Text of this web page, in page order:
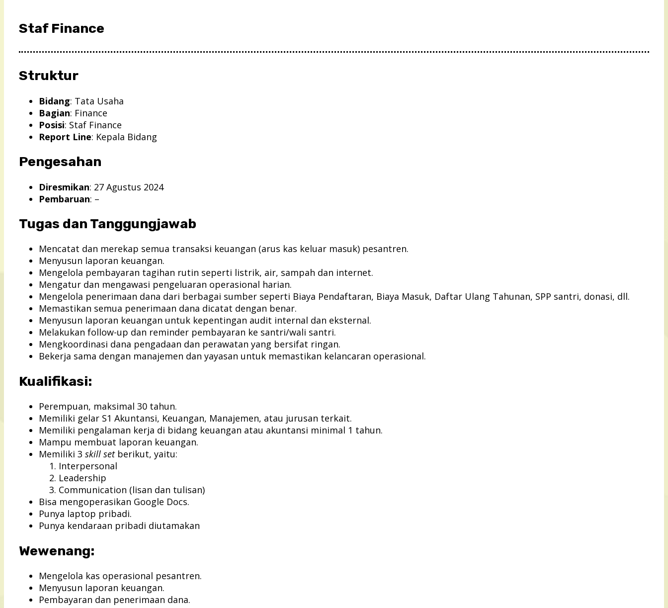
Staf Finance
Struktur
Bidang: Tata Usaha
Bagian: Finance
Posisi: Staf Finance
Report Line: Kepala Bidang
Pengesahan
Diresmikan: 27 Agustus 2024
Pembaruan: –
Tugas dan Tanggungjawab
Mencatat dan merekap semua transaksi keuangan (arus kas keluar masuk) pesantren.
Menyusun laporan keuangan.
Mengelola pembayaran tagihan rutin seperti listrik, air, sampah dan internet.
Mengatur dan mengawasi pengeluaran operasional harian.
Mengelola penerimaan dana dari berbagai sumber seperti Biaya Pendaftaran, Biaya Masuk, Daftar Ulang Tahunan, SPP santri, donasi, dll.
Memastikan semua penerimaan dana dicatat dengan benar.
Menyusun laporan keuangan untuk kepentingan audit internal dan eksternal.
Melakukan follow-up dan reminder pembayaran ke santri/wali santri.
Mengkoordinasi dana pengadaan dan perawatan yang bersifat ringan.
Bekerja sama dengan manajemen dan yayasan untuk memastikan kelancaran operasional.
Kualifikasi:
Perempuan, maksimal 30 tahun.
Memiliki gelar S1 Akuntansi, Keuangan, Manajemen, atau jurusan terkait.
Memiliki pengalaman kerja di bidang keuangan atau akuntansi minimal 1 tahun.
Mampu membuat laporan keuangan.
Memiliki 3 skill setberikut, yaitu:
Interpersonal
Leadership
Communication (lisan dan tulisan)
Bisa mengoperasikan Google Docs.
Punya laptop pribadi.
Punya kendaraan pribadi diutamakan
Wewenang:
Mengelola kas operasional pesantren.
Menyusun laporan keuangan.
Pembayaran dan penerimaan dana.